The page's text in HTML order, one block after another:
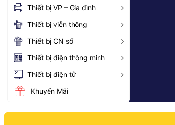
Thiết bị VP – Gia đình
Thiết bị viễn thông
Thiết bị CN số
Thiết bị điện thông minh
Thiết bị điện tử
Khuyến Mãi